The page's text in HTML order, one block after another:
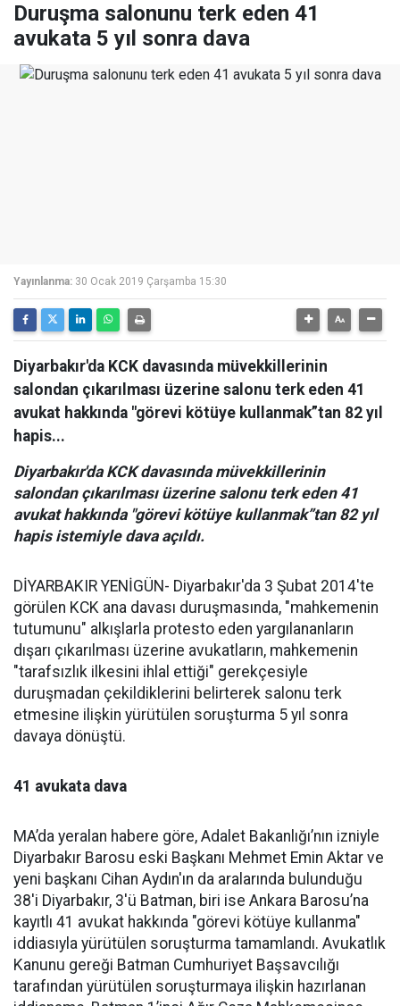
Duruşma salonunu terk eden 41
avukata 5 yıl sonra dava
Yayınlanma: 30 Ocak 2019 Çarşamba 15:30
Diyarbakır'da KCK davasında müvekkillerinin
salondan çıkarılması üzerine salonu terk eden 41
avukat hakkında "görevi kötüye kullanmak”tan 82 yıl
hapis...
Diyarbakır'da KCK davasında müvekkillerinin
salondan çıkarılması üzerine salonu terk eden 41
avukat hakkında "görevi kötüye kullanmak”tan 82 yıl
hapis istemiyle dava açıldı.
DİYARBAKIR YENİGÜN- Diyarbakır'da 3 Şubat 2014'te
görülen KCK ana davası duruşmasında, "mahkemenin
tutumunu" alkışlarla protesto eden yargılananların
dışarı çıkarılması üzerine avukatların, mahkemenin
"tarafsızlık ilkesini ihlal ettiği" gerekçesiyle
duruşmadan çekildiklerini belirterek salonu terk
etmesine ilişkin yürütülen soruşturma 5 yıl sonra
davaya dönüştü.
41 avukata dava
MA’da yeralan habere göre, Adalet Bakanlığı’nın izniyle
Diyarbakır Barosu eski Başkanı Mehmet Emin Aktar ve
yeni başkanı Cihan Aydın'ın da aralarında bulunduğu
38'i Diyarbakır, 3'ü Batman, biri ise Ankara Barosu’na
kayıtlı 41 avukat hakkında "görevi kötüye kullanma"
iddiasıyla yürütülen soruşturma tamamlandı. Avukatlık
Kanunu gereği Batman Cumhuriyet Başsavcılığı
tarafından yürütülen soruşturmaya ilişkin hazırlanan